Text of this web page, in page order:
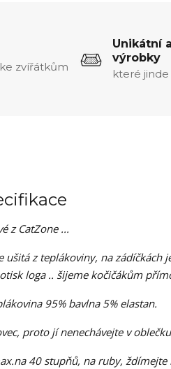
zvířátkům
Unikátní
výrobky
které
z CatZone ...
ušitá z teplákoviny, na
loga .. šijeme kočičákům
95% bavlna 5% elastan.
proto jí nenechávejte v
40 stupňů, na ruby,